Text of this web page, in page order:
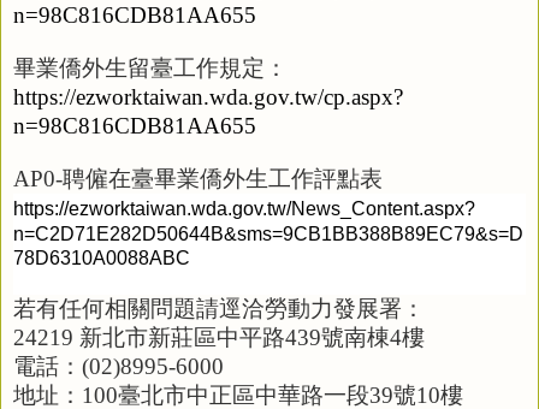
n=98C816CDB81AA655
畢業僑外生留臺工作規定：
https://ezworktaiwan.wda.gov.tw/cp.aspx?
n=98C816CDB81AA655
AP0-聘僱在臺畢業僑外生工作評點表
https://ezworktaiwan.wda.gov.tw/News_Content.aspx?
n=C2D71E282D50644B&sms=9CB1BB388B89EC79&s=D
78D6310A0088ABC
若有任何相關問題請逕洽勞動力發展署：
24219 新北市新莊區中平路439號南棟4樓
電話： (02)8995-6000
地址： 100臺北市中正區中華路一段39號10樓